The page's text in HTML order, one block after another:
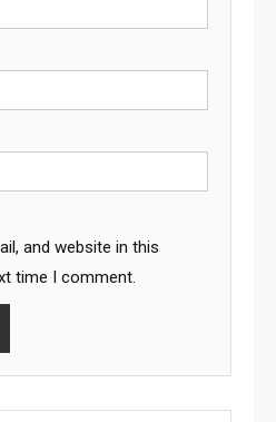
and website in this
time I comment.